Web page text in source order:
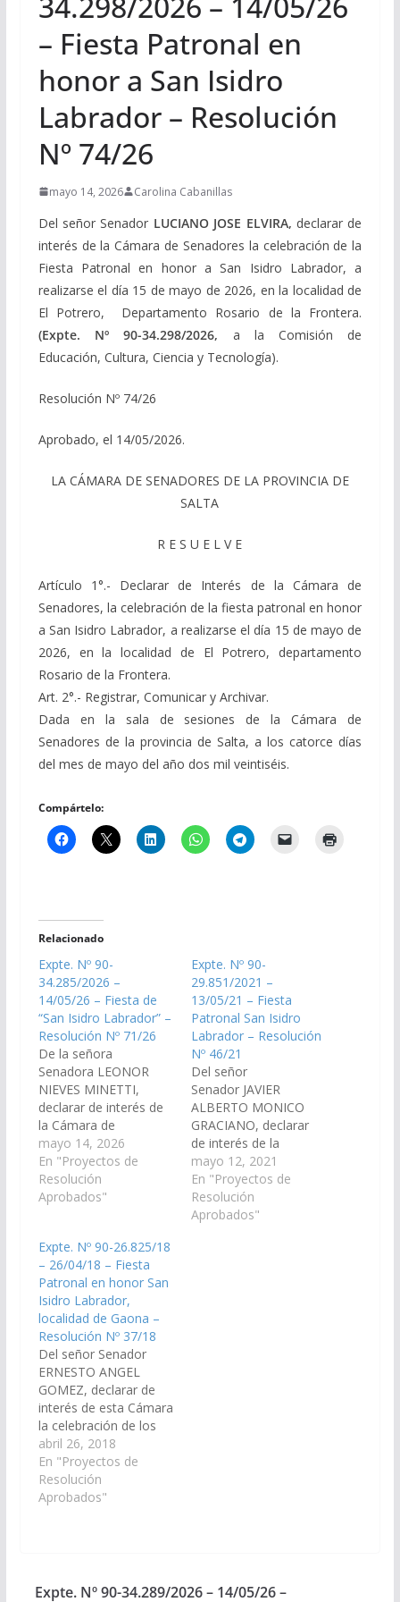
– Fiesta Patronal en
honor a San Isidro
Labrador – Resolución
Nº 74/26
mayo 14, 2026 Carolina Cabanillas
Del señor Senador LUCIANO JOSE ELVIRA, declarar de
interés de la Cámara de Senadores la celebración de la
Fiesta Patronal en honor a San Isidro Labrador, a
realizarse el día 15 de mayo de 2026, en la localidad de
El Potrero, Departamento Rosario de la Frontera.
(Expte. Nº 90-34.298/2026, a la Comisión de
Educación, Cultura, Ciencia y Tecnología).
Resolución Nº 74/26
Aprobado, el 14/05/2026.
LA CÁMARA DE SENADORES DE LA PROVINCIA DE
SALTA
R E S U E L V E
Artículo 1°.- Declarar de Interés de la Cámara de
Senadores, la celebración de la fiesta patronal en honor
a San Isidro Labrador, a realizarse el día 15 de mayo de
2026, en la localidad de El Potrero, departamento
Rosario de la Frontera.
Art. 2°.- Registrar, Comunicar y Archivar.
Dada en la sala de sesiones de la Cámara de
Senadores de la provincia de Salta, a los catorce días
del mes de mayo del año dos mil veintiséis.
Compártelo:
Relacionado
Expte. Nº 90-
34.285/2026 –
14/05/26 – Fiesta de
“San Isidro Labrador” –
Resolución Nº 71/26
De la señora
Senadora LEONOR
NIEVES MINETTI,
declarar de interés de
la Cámara de
Senadores la Fiesta
patronal de San Isidro
Labrador, que se
realizará el día 17 de
localidad de Campo
Quijano, Dpto. de
Rosario de Lerma.
(Expte. Nº 90-
34.285/2026, a la
Comisión…
mayo 14, 2026
En "Proyectos de
Resolución
Aprobados"
Expte. Nº 90-
29.851/2021 –
13/05/21 – Fiesta
Patronal San Isidro
Labrador – Resolución
Nº 46/21
Del señor
Senador JAVIER
ALBERTO MONICO
GRACIANO, declarar
de interés de la
Cámara de Senadores
las Fiestas Patronales
en Honor a San Isidro
Labrador, patrono de
mayo 12, 2021
En "Proyectos de
Resolución
Aprobados"
Expte. Nº 90-26.825/18
– 26/04/18 – Fiesta
Patronal en honor San
Isidro Labrador,
localidad de Gaona –
Resolución Nº 37/18
Del señor Senador
ERNESTO ANGEL
GOMEZ, declarar de
interés de esta Cámara
la celebración de los
actos y festejos de la
Fiesta Patronal en
honor San Isidro
Labrador, a realizarse
(Expte. Nº 90-
abril 26, 2018
En "Proyectos de
Resolución
Aprobados"
Expte. Nº 90-34.289/2026 – 14/05/26 –